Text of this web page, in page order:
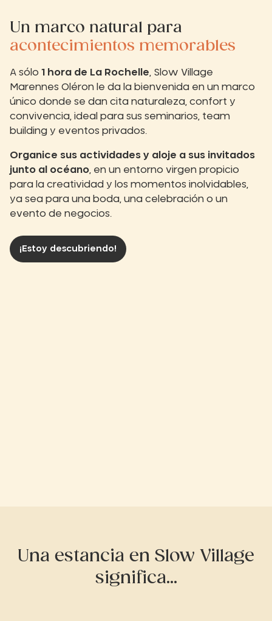
Un marco natural para
acontecimientos memorables
A sólo 1 hora de La Rochelle, Slow Village
Marennes Oléron le da la bienvenida en un marco
único donde se dan cita naturaleza, confort y
convivencia, ideal para sus seminarios, team
building y eventos privados.
Organice sus actividades y aloje a sus invitados
junto al océano, en un entorno virgen propicio
para la creatividad y los momentos inolvidables,
ya sea para una boda, una celebración o un
evento de negocios.
¡Estoy descubriendo!
Una estancia en Slow Village
significa...